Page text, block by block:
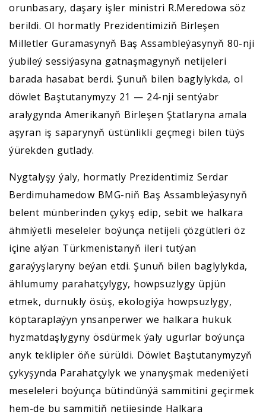
orunbasary, daşary işler ministri R.Meredowa söz
berildi. Ol hormatly Prezidentimiziň Birleşen
Milletler Guramasynyň Baş Assambleýasynyň 80-nji
ýubileý sessiýasyna gatnaşmagynyň netijeleri
barada hasabat berdi. Şunuň bilen baglylykda, ol
döwlet Baştutanymyzy 21 — 24-nji sentýabr
aralygynda Amerikanyň Birleşen Ştatlaryna amala
aşyran iş saparynyň üstünlikli geçmegi bilen tüýs
ýürekden gutlady.
Nygtalyşy ýaly, hormatly Prezidentimiz Serdar
Berdimuhamedow BMG-niň Baş Assambleýasynyň
belent münberinden çykyş edip, sebit we halkara
ähmiýetli meseleler boýunça netijeli çözgütleri öz
içine alýan Türkmenistanyň ileri tutýan
garaýyşlaryny beýan etdi. Şunuň bilen baglylykda,
ählumumy parahatçylygy, howpsuzlygy üpjün
etmek, durnukly ösüş, ekologiýa howpsuzlygy,
köptaraplaýyn ynsanperwer we halkara hukuk
hyzmatdaşlygyny ösdürmek ýaly ugurlar boýunça
anyk teklipler öňe sürüldi. Döwlet Baştutanymyzyň
çykyşynda Parahatçylyk we ynanyşmak medeniýeti
meseleleri boýunça bütindünýä sammitini geçirmek
hem-de bu sammitiň netijesinde Halkara